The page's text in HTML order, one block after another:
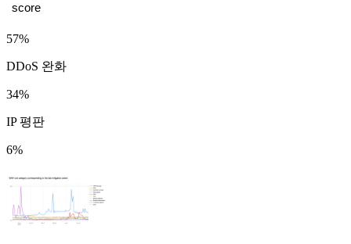
score
57%
DDoS 완화
34%
IP 평판
6%